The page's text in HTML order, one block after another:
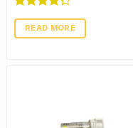
Rated4
out of 5
READ MORE